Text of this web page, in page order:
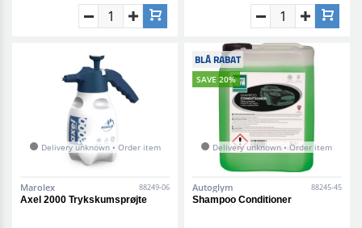
Delivery unknown • Order item
Marolex 88249-06
Axel 2000 Trykskumsprøjte
BLÅ RABAT
SAVE 20%
Delivery unknown • Order item
Autoglym 88245-45
Shampoo Conditioner